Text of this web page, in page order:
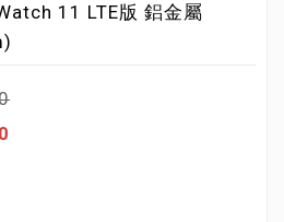
11 LTE版 鋁金屬